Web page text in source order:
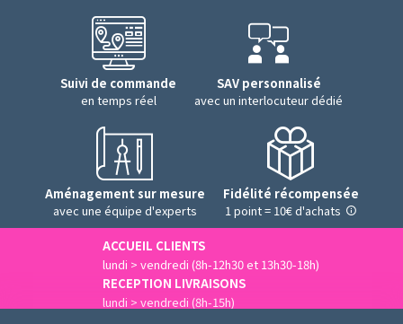
Suivi de commande
en temps réel
SAV personnalisé
avec un interlocuteur dédié
Aménagement sur mesure
avec une équipe d'experts
Fidélité récompensée
1 point = 10€ d'achats
ACCUEIL CLIENTS
lundi > vendredi (8h-12h30 et 13h30-18h)
RECEPTION LIVRAISONS
lundi > vendredi (8h-15h)